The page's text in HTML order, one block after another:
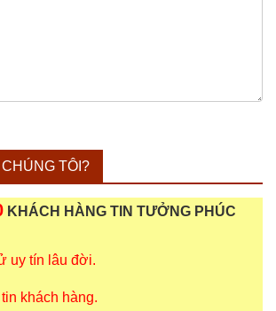
TÔI?
KHÁCH HÀNG TIN TƯỞNG PHÚC
uy tín lâu đời.
khách hàng.